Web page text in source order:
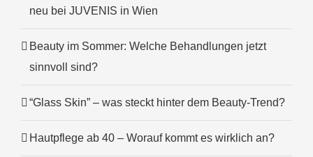
neu bei JUVENIS in Wien
Beauty im Sommer: Welche Behandlungen jetzt
sinnvoll sind?
“Glass Skin” – was steckt hinter dem Beauty-Trend?
Hautpflege ab 40 – Worauf kommt es wirklich an?